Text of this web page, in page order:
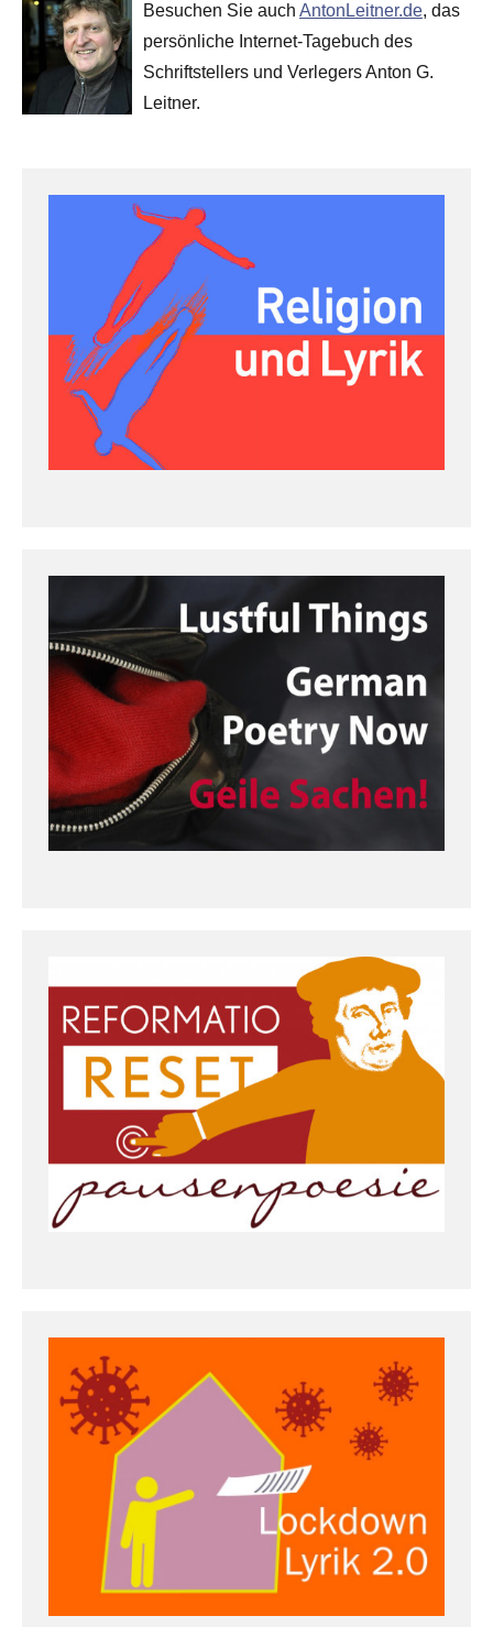
Besuchen Sie auch AntonLeitner.de, das
persönliche Internet-Tagebuch des
Schriftstellers und Verlegers Anton G.
Leitner.